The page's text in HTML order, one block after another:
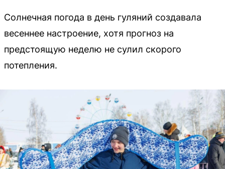
Солнечная погода в день гуляний создавала
весеннее настроение, хотя прогноз на
предстоящую неделю не сулил скорого
потепления.